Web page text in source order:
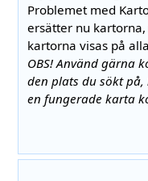
Problemet med
ersätter nu
kartorna visas på
OBS! Använd gärna
den plats du sökt
en fungerade karta